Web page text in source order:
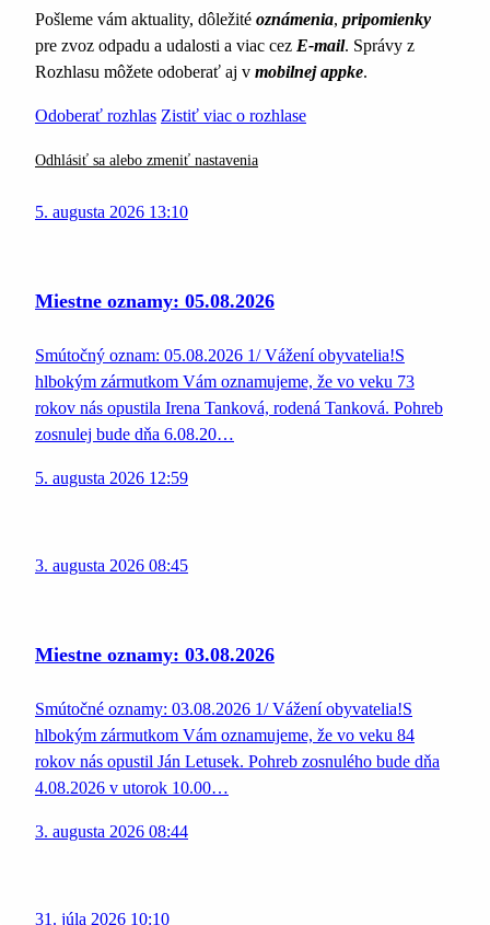
Pošleme vám aktuality, dôležité oznámenia, pripomienky
pre zvoz odpadu a udalosti a viac cez E-mail. Správy z
Rozhlasu môžete odoberať aj v mobilnej appke.
Odoberať rozhlas Zistiť viac o rozhlase
Odhlásiť sa alebo zmeniť nastavenia
5. augusta 2026 13:10
Miestne oznamy: 05.08.2026
Smútočný oznam: 05.08.2026 1/ Vážení obyvatelia!S
hlbokým zármutkom Vám oznamujeme, že vo veku 73
rokov nás opustila Irena Tanková, rodená Tanková. Pohreb
zosnulej bude dňa 6.08.20…
5. augusta 2026 12:59
3. augusta 2026 08:45
Miestne oznamy: 03.08.2026
Smútočné oznamy: 03.08.2026 1/ Vážení obyvatelia!S
hlbokým zármutkom Vám oznamujeme, že vo veku 84
rokov nás opustil Ján Letusek. Pohreb zosnulého bude dňa
4.08.2026 v utorok 10.00…
3. augusta 2026 08:44
31. júla 2026 10:10